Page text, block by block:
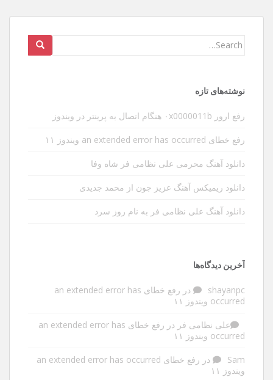
Search
نوشته‌های تازه
رفع ارور ۰x0000011b هنگام اتصال به پرینتر در ویندوز
رفع خطای an extended error has occurred ویندوز ۱۱
دانلود آهنگ محرمی علی نظامی فر شاه وفا
دانلود ریمیکس آهنگ عزیز جون از محمد جدیدی
دانلود آهنگ علی نظامی فر به نام روز سرد
آخرین دیدگاه‌ها
shayanpc در
رفع خطای an extended error has
occurred ویندوز ۱۱
علی نظامی فر در
رفع خطای an extended error has
occurred ویندوز ۱۱
Sam در
رفع خطای an extended error has occurred
ویندوز ۱۱